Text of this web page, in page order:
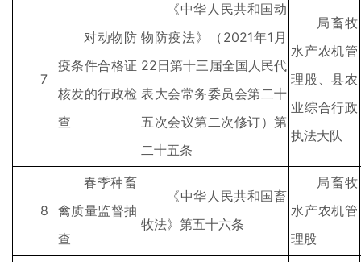
7
对动物防
疫条件合格证
核发的行政检
查
《中华人民共和国动
物防疫法》（2021年1月
22日第十三届全国人民代
表大会常务委员会第二十
五次会议第二次修订）第
二十五条
局畜牧
水产农机管
理股、县农
业综合行政
执法大队
8
春季种畜
禽质量监督抽
查
《中华人民共和国畜
牧法》第五十六条
局畜牧
水产农机管
理股